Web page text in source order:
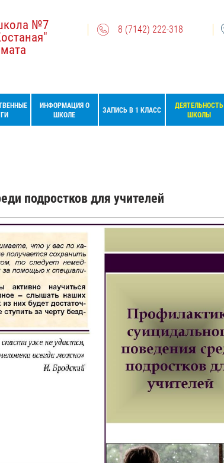
№7
8 (7142) 222-318
ИНФОРМАЦИЯ О
ШКОЛЕ
ЗАПИСЬ В 1 КЛАСС
ДЕЯТЕЛЬНОСТЬ
ШКОЛЫ
подростков для учителей